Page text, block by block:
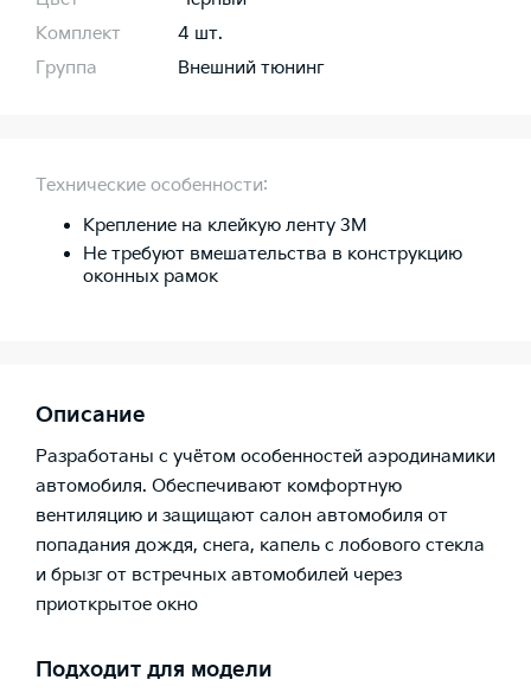
Комплект
4 шт.
Группа
Внешний тюнинг
Технические особенности:
Крепление на клейкую ленту 3М
Не требуют вмешательства в конструкцию
оконных рамок
Описание
Разработаны с учётом особенностей аэродинамики
автомобиля. Обеспечивают комфортную
вентиляцию и защищают салон автомобиля от
попадания дождя, снега, капель с лобового стекла
и брызг от встречных автомобилей через
приоткрытое окно
Подходит для модели